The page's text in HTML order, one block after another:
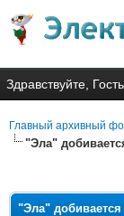
Здравствуйте,
Главный архивный
"Эла"
"Эла"